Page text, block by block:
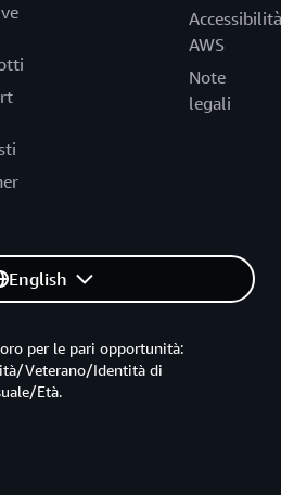
Accessibilità
AWS
Note
legali
English
per le pari opportunità:
Veterano/Identità di
Età.